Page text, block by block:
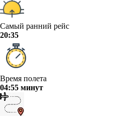
Самый ранний рейс
20:35
Время полета
04:55 минут